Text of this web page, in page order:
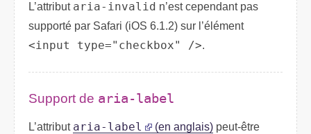
L’attribut aria-invalid n’est cependant pas
supporté par Safari (iOS 6.1.2) sur l’élément
<input type="checkbox" />.
Support de aria-label
L’attribut aria-label (en anglais) peut-être